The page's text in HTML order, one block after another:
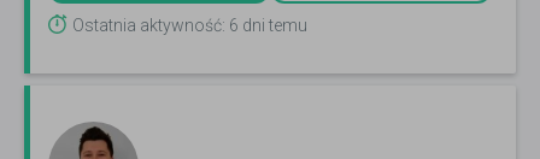
Ostatnia aktywność: 6 dni temu